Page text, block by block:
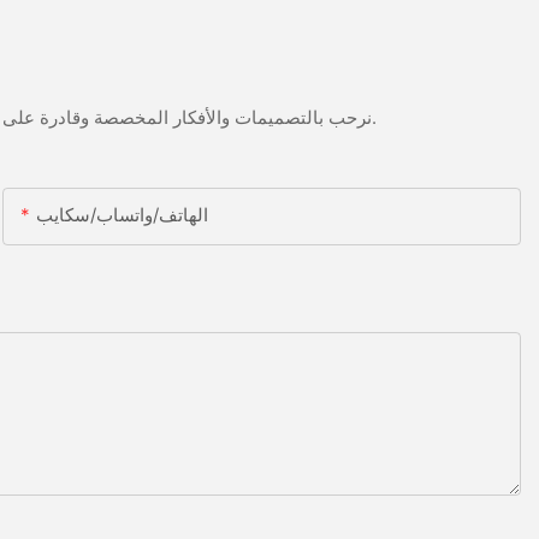
نرحب بالتصميمات والأفكار المخصصة وقادرة على تلبية المتطلبات المحددة. لمزيد من المعلومات، يرجى زيارة الموقع الإلكتروني أو الاتصال بنا مباشرة مع أسئلة أو استفسارات.
الهاتف/واتساب/سكايب